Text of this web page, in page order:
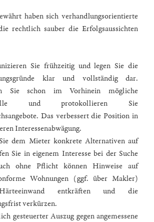
haben sich verhandlungsorientierte
rechtlich sauber die Erfolgsaussichten
Sie frühzeitig und legen Sie die
klar und vollständig dar.
Sie schon im Vorhinein mögliche
und protokollieren Sie
Das verbessert die Position in
Interessenabwägung.
dem Mieter konkrete Alternativen auf
Sie in eigenem Interesse bei der Suche
ohne Pflicht können Hinweise auf
Wohnungen (ggf. über Makler)
entkräften und die
verkürzen.
gesteuerter Auszug gegen angemessene